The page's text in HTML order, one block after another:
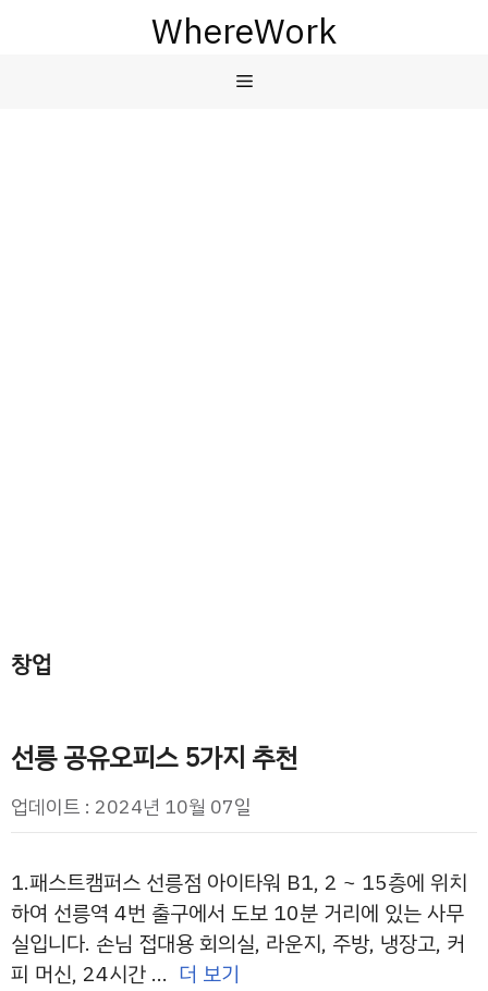
WhereWork
메
창업
선릉 공유오피스 5가지 추천
업데이트 : 2024년 10월 07일
1.패스트캠퍼스 선릉점 아이타워 B1, 2 ~ 15층에 위치
하여 선릉역 4번 출구에서 도보 10분 거리에 있는 사무
실입니다. 손님 접대용 회의실, 라운지, 주방, 냉장고, 커
피 머신, 24시간 … 더 보기